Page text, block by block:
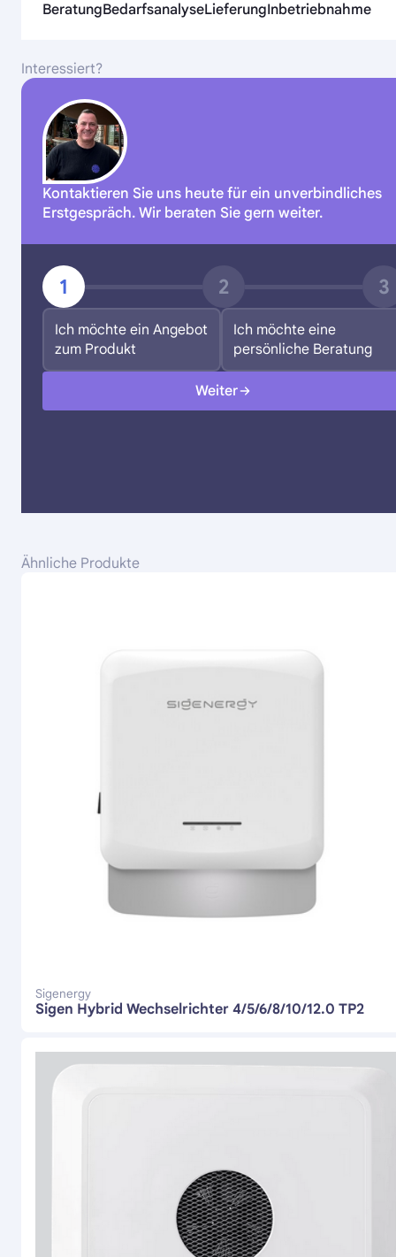
BeratungBedarfsanalyseLieferungInbetriebnahme
Interessiert?
Kontaktieren Sie uns heute für ein unverbindliches
Erstgespräch. Wir beraten Sie gern weiter.
1 2 3
Ich möchte ein Angebot
zum Produkt
Ich möchte eine
persönliche Beratung
Weiter
Ähnliche Produkte
Sigenergy
Sigen Hybrid Wechselrichter 4/5/6/8/10/12.0 TP2